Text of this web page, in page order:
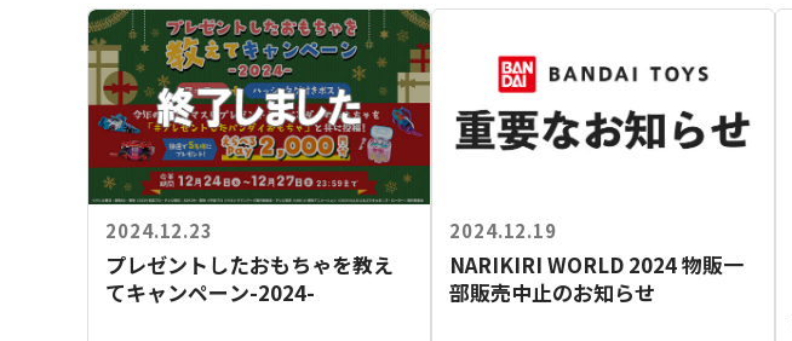
2024.12.23
プレゼントしたおもちゃを教え
てキャンペーン-2024-
2024.12.19
NARIKIRI WORLD 2024 物販一
部販売中止のお知らせ